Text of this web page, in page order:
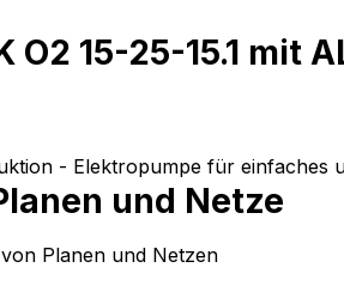
15-25-15.1 mit
- Elektropumpe für einfaches
und Netze
Planen und Netzen